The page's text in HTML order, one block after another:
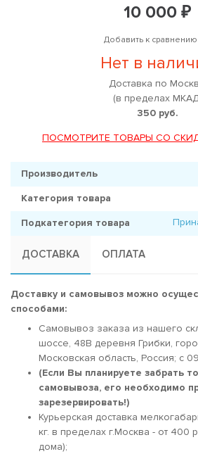
10 000 ₽
Добавить к сравнению
Нет в
Доставка по
(в пределах
350 руб.
ПОСМОТРИТЕ ТОВАРЫ СО
Производитель
Категория товара
Подкатегория товара
ДОСТАВКА ОПЛАТА
Доставку и самовывоз можно
способами:
Самовывоз заказа из нашего
шоссе, 48В деревня Грибки,
Московская область, Россия; c
(Если Вы планируете забрать
самовывоза, его необходимо
зарезервировать!)
Курьерская доставка
кг. в пределах г.Москва - от 400
дома);